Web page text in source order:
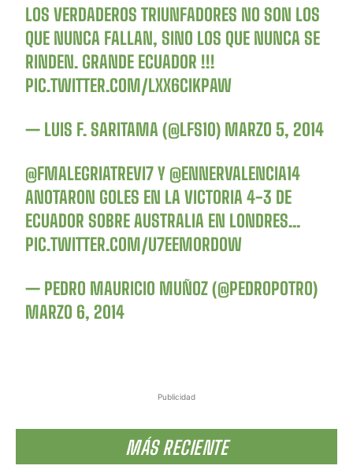
Publicidad
MÁS RECIENTE
LOS VERDADEROS TRIUNFADORES NO SON LOS
QUE NUNCA FALLAN, SINO LOS QUE NUNCA SE
RINDEN. GRANDE ECUADOR !!!
PIC.TWITTER.COM/LXX6CIKPAW
— LUIS F. SARITAMA (@LFS10) MARZO 5, 2014
@FMALEGRIATREVI7Y @ENNERVALENCIA14
ANOTARON GOLES EN LA VICTORIA 4-3 DE
ECUADOR SOBRE AUSTRALIA EN LONDRES…
PIC.TWITTER.COM/U7EEM0RDOW
— PEDRO MAURICIO MUÑOZ (@PEDROPOTRO)
MARZO 6, 2014